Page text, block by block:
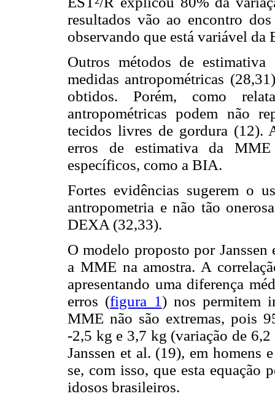
resultados vão ao encontro
observando que está variável
Outros métodos de
medidas antropométricas
obtidos. Porém, como
antropométricas podem não
tecidos livres de gordura (12).
erros de estimativa da MME
específicos, como a BIA.
Fortes evidências sugerem o
antropometria e não tão
DEXA (32,33).
O modelo proposto por
a MME na amostra. A
apresentando uma diferença
erros (figura 1) nos permitem
MME não são extremas, pois
-2,5 kg e 3,7 kg (variação de
Janssen et al. (19), em homens
se, com isso, que esta equação
idosos brasileiros.